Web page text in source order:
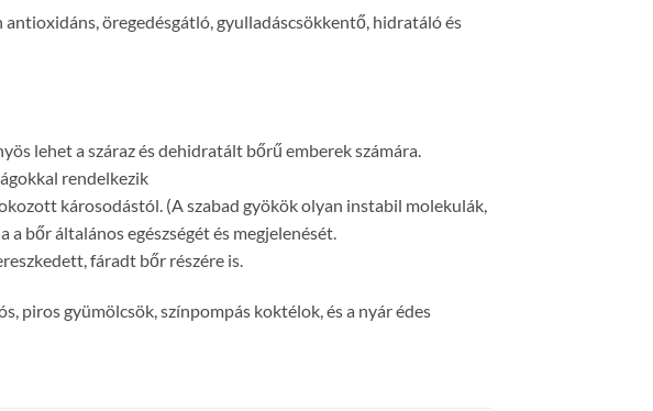
öregedésgátló, gyulladáscsökkentő, hidratáló és
lehet a száraz és dehidratált bőrű emberek számára.
rendelkezik
károsodástól. (A szabad gyökök olyan instabil molekulák,
bőr általános egészségét és megjelenését.
fáradt bőr részére is.
piros gyümölcsök, színpompás koktélok, és a nyár édes